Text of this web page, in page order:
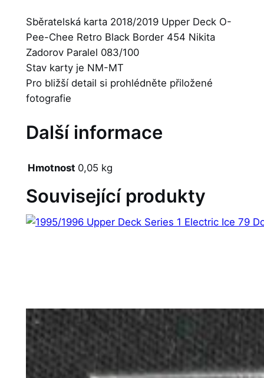
Sběratelská karta 2018/2019 Upper Deck O-
Pee-Chee Retro Black Border 454 Nikita
Zadorov Paralel 083/100
Stav karty je NM-MT
Pro bližší detail si prohlédněte přiložené
fotografie
Další informace
Hmotnost 0,05 kg
Související produkty